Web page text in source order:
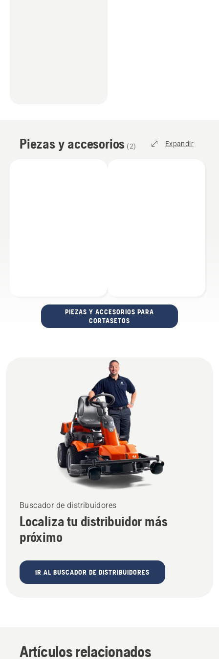
Piezas y accesorios (2) Expandir
PIEZAS Y ACCESORIOS PARA
CORTASETOS
Buscador de distribuidores
Localiza tu distribuidor más
próximo
IR AL BUSCADOR DE DISTRIBUIDORES
Artículos relacionados